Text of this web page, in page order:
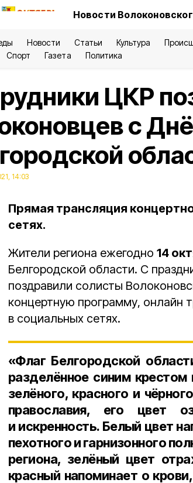
Новости
Новости Статьи Культура
Спорт Газета Политика
ЦКР
с
14:03
Прямая трансляция
сетях.
Жители региона ежегодно 14
Белгородской области. С
поздравили солисты
концертную программу, онлайн
в социальных сетях.
«Флаг Белгородской
разделённое синим
зелёного, красного и
православия, его цвет
и искренность. Белый цвет
пехотного и гарнизонного
региона, зелёный цвет
красный напоминает о